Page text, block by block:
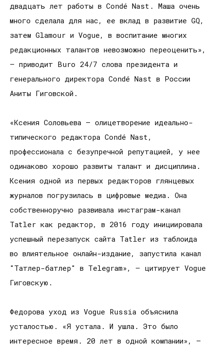
двадцать лет работы в Condé Nast. Маша очень
много сделала для нас, ее вклад в развитие GQ,
затем Glamour и Vogue, в воспитание многих
редакционных талантов невозможно переоценить»,
– приводит Buro 24/7 слова президента и
генерального директора Condé Nast в России
Аниты Гиговской.
«Ксения Соловьева – олицетворение идеально-
типического редактора Condé Nast,
профессионала с безупречной репутацией, у нее
одинаково хорошо развиты талант и дисциплина.
Ксения одной из первых редакторов глянцевых
журналов погрузилась в цифровые медиа. Она
собственноручно развивала инстаграм-канал
Tatler как редактор, в 2016 году инициировала
успешный перезапуск сайта Tatler из таблоида
во влиятельное онлайн-издание, запустила канал
"Татлер-батлер" в Telegram», – цитирует Vogue
Гиговскую.
Федорова уход из Vogue Russia объяснила
усталостью. «Я устала. И ушла. Это было
интересное время. 20 лет в одной компании», –